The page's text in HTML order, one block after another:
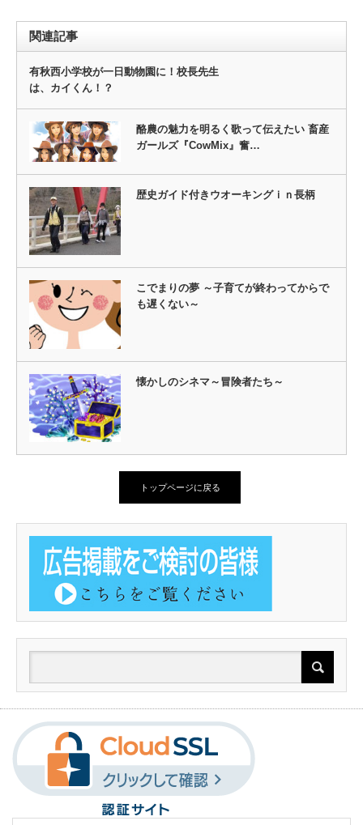
関連記事
有秋西小学校が一日動物園に！校長先生
は、カイくん！？
酪農の魅力を明るく歌って伝えたい 畜産
ガールズ『CowMix』奮…
歴史ガイド付きウオーキングｉｎ長柄
こでまりの夢 ～子育てが終わってからで
も遅くない～
懐かしのシネマ～冒険者たち～
トップページに戻る